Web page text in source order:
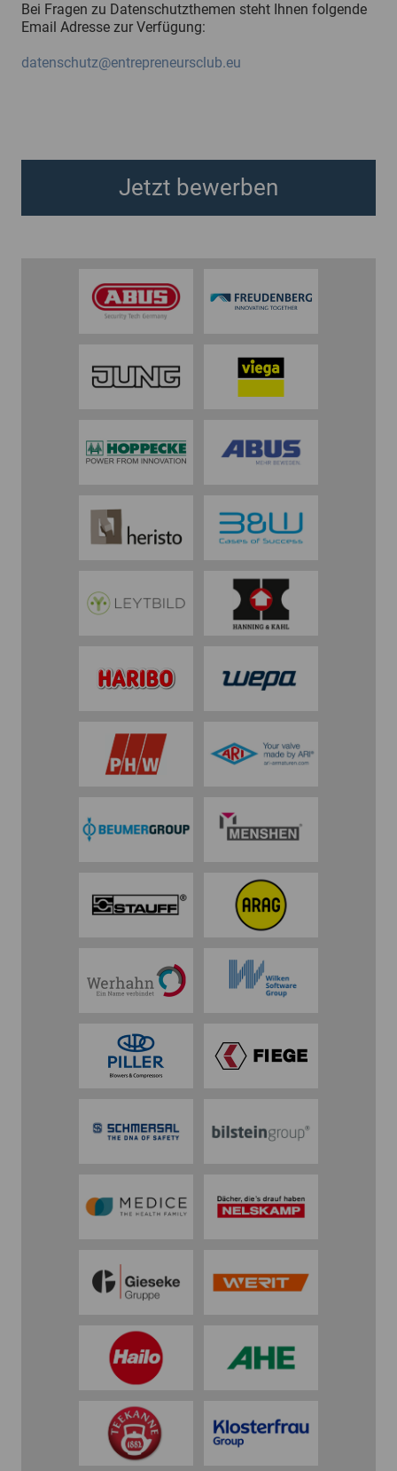
Bei Fragen zu Datenschutzthemen steht Ihnen folgende
Email Adresse zur Verfügung:
datenschutz@entrepreneursclub.eu
Jetzt bewerben